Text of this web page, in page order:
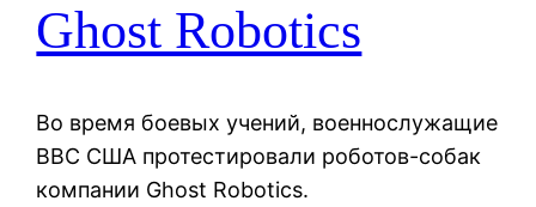
Ghost Robotics
Во время боевых учений, военнослужащие
ВВС США протестировали роботов-собак
компании Ghost Robotics.